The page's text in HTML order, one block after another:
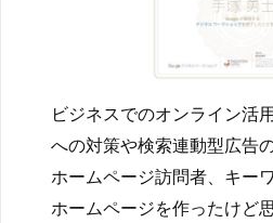
ビジネスでのオンライン活
への対策や検索連動型広告
ホームページ訪問者、キー
ホームページを作ったけど